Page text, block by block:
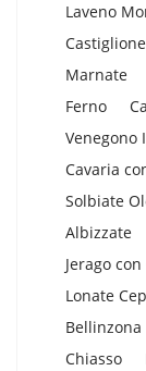
Laveno
Marnate
Ferno
Venegono
Cavaria
Solbiate
Albizzate
Jerago
Lonate
Bellinzona
Chiasso